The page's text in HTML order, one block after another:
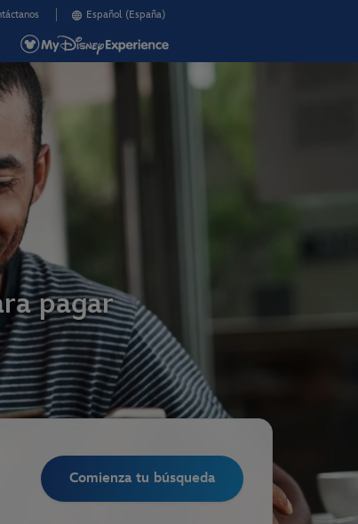
Español (España)
pagar
Comienza tu búsqueda